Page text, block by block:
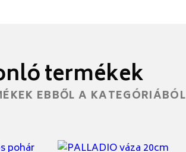
termékek
EBBŐL A KATEGÓRIÁBÓL